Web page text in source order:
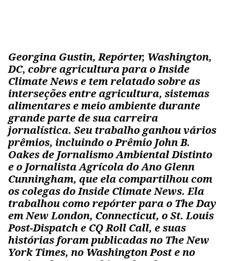
Georgina Gustin, Repórter, Washington,
DC, cobre agricultura para o Inside
Climate News e tem relatado sobre as
interseções entre agricultura, sistemas
alimentares e meio ambiente durante
grande parte de sua carreira
jornalística. Seu trabalho ganhou vários
prêmios, incluindo o Prêmio John B.
Oakes de Jornalismo Ambiental Distinto
e o Jornalista Agrícola do Ano Glenn
Cunningham, que ela compartilhou com
os colegas do Inside Climate News. Ela
trabalhou como repórter para o The Day
em New London, Connecticut, o St. Louis
Post-Dispatch e CQ Roll Call, e suas
histórias foram publicadas no The New
York Times, no Washington Post e no